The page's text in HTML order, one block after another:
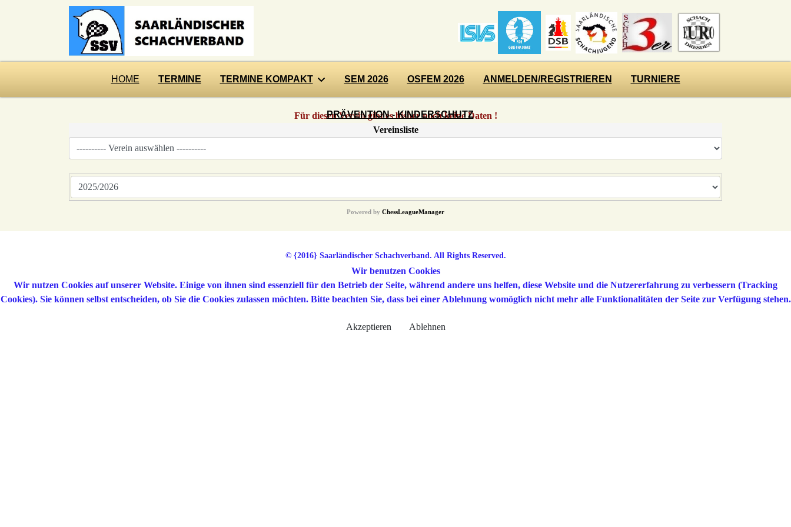
HOME TERMINE TERMINE KOMPAKT SEM 2026 OSFEM 2026 ANMELDEN/REGISTRIEREN TURNIERE
PRÄVENTION - KINDERSCHUTZ
Für diesen Verein gibt es bisher noch keine Daten !
Vereinsliste
Powered by ChessLeagueManager
© {2016} Saarländischer Schachverband. All Rights Reserved.
Wir benutzen Cookies
Wir nutzen Cookies auf unserer Website. Einige von ihnen sind essenziell für den Betrieb der Seite, während andere uns helfen, diese Website und die Nutzererfahrung zu verbessern (Tracking
Cookies). Sie können selbst entscheiden, ob Sie die Cookies zulassen möchten. Bitte beachten Sie, dass bei einer Ablehnung womöglich nicht mehr alle Funktionalitäten der Seite zur Verfügung stehen.
Akzeptieren Ablehnen